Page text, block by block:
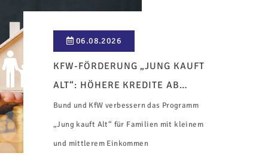
06.08.2026
KFW-FÖRDERUNG „JUNG KAUFT
ALT“: HÖHERE KREDITE AB
AUGUST 2026
Bund und KfW verbessern das Programm
„Jung kauft Alt“ für Familien mit kleinem
und mittlerem Einkommen